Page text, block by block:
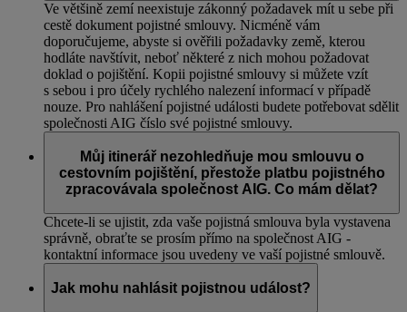
Ve většině zemí neexistuje zákonný požadavek mít u sebe při
cestě dokument pojistné smlouvy. Nicméně vám
doporučujeme, abyste si ověřili požadavky země, kterou
hodláte navštívit, neboť některé z nich mohou požadovat
doklad o pojištění. Kopii pojistné smlouvy si můžete vzít
s sebou i pro účely rychlého nalezení informací v případě
nouze. Pro nahlášení pojistné události budete potřebovat sdělit
společnosti AIG číslo své pojistné smlouvy.
Můj itinerář nezohledňuje mou smlouvu o
cestovním pojištění, přestože platbu pojistného
zpracovávala společnost AIG. Co mám dělat?
Chcete-li se ujistit, zda vaše pojistná smlouva byla vystavena
správně, obraťte se prosím přímo na společnost AIG -
kontaktní informace jsou uvedeny ve vaší pojistné smlouvě.
Jak mohu nahlásit pojistnou událost?